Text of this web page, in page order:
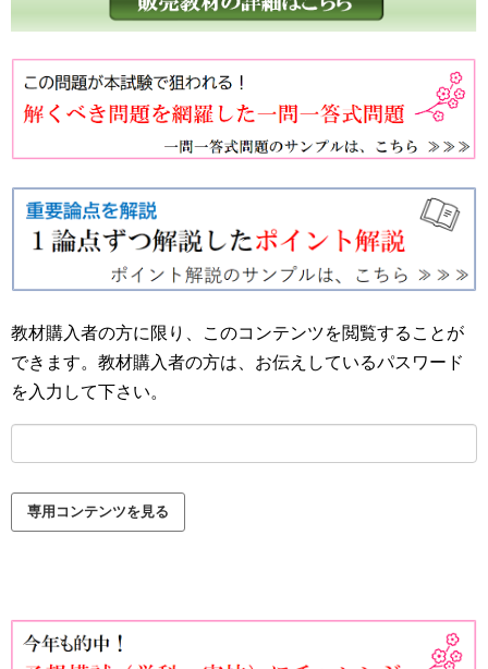
教材購入者の方に限り、このコンテンツを閲覧することが
できます。教材購入者の方は、お伝えしているパスワード
を入力して下さい。